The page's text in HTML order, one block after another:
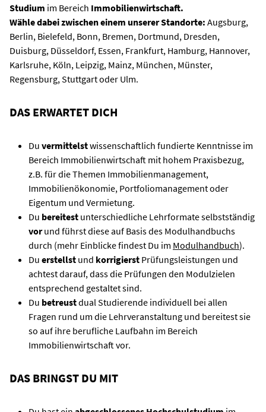
Studium im Bereich Immobilienwirtschaft.
Wähle dabei zwischen einem unserer Standorte: Augsburg,
Berlin, Bielefeld, Bonn, Bremen, Dortmund, Dresden,
Duisburg, Düsseldorf, Essen, Frankfurt, Hamburg, Hannover,
Karlsruhe, Köln, Leipzig, Mainz, München, Münster,
Regensburg, Stuttgart oder Ulm.
DAS ERWARTET DICH
Du vermittelstwissenschaftlich fundierte Kenntnisse im
Bereich Immobilienwirtschaft mit hohem Praxisbezug,
z.B. für die Themen Immobilienmanagement,
Immobilienökonomie, Portfoliomanagement oder
Eigentum und Vermietung.
Du bereitest unterschiedliche Lehrformate selbstständig
vorund führst diese auf Basis des Modulhandbuchs
durch (mehr Einblicke findest Du im Modulhandbuch).
Du erstellst und korrigierst Prüfungsleistungen und
achtest darauf, dass die Prüfungen den Modulzielen
entsprechend gestaltet sind.
Du betreustdual Studierende individuell bei allen
Fragen rund um die Lehrveranstaltung und bereitest sie
so auf ihre berufliche Laufbahn im Bereich
Immobilienwirtschaft vor.
DAS BRINGST DU MIT